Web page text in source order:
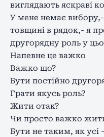
виглядають яскраві
У мене немає
товщині в рядок,- я
другорядну роль у
Напевне це важко
Важко що?
Бути постійно
Грати якусь роль?
Жити отак?
Чи просто важко
Бути не таким, як усі